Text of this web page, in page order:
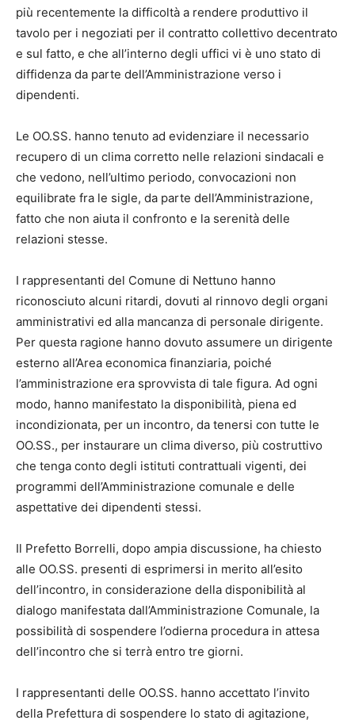
più recentemente la difficoltà a rendere produttivo il
tavolo per i negoziati per il contratto collettivo decentrato
e sul fatto, e che all’interno degli uffici vi è uno stato di
diffidenza da parte dell’Amministrazione verso i
dipendenti.
Le OO.SS. hanno tenuto ad evidenziare il necessario
recupero di un clima corretto nelle relazioni sindacali e
che vedono, nell’ultimo periodo, convocazioni non
equilibrate fra le sigle, da parte dell’Amministrazione,
fatto che non aiuta il confronto e la serenità delle
relazioni stesse.
I rappresentanti del Comune di Nettuno hanno
riconosciuto alcuni ritardi, dovuti al rinnovo degli organi
amministrativi ed alla mancanza di personale dirigente.
Per questa ragione hanno dovuto assumere un dirigente
esterno all’Area economica finanziaria, poiché
l’amministrazione era sprovvista di tale figura. Ad ogni
modo, hanno manifestato la disponibilità, piena ed
incondizionata, per un incontro, da tenersi con tutte le
OO.SS., per instaurare un clima diverso, più costruttivo
che tenga conto degli istituti contrattuali vigenti, dei
programmi dell’Amministrazione comunale e delle
aspettative dei dipendenti stessi.
Il Prefetto Borrelli, dopo ampia discussione, ha chiesto
alle OO.SS. presenti di esprimersi in merito all’esito
dell’incontro, in considerazione della disponibilità al
dialogo manifestata dall’Amministrazione Comunale, la
possibilità di sospendere l’odierna procedura in attesa
dell’incontro che si terrà entro tre giorni.
I rappresentanti delle OO.SS. hanno accettato l’invito
della Prefettura di sospendere lo stato di agitazione,